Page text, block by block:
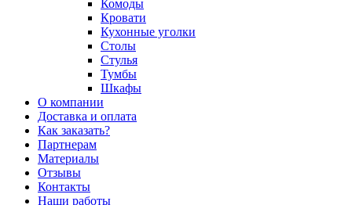
Комоды
Кровати
Кухонные уголки
Столы
Стулья
Тумбы
Шкафы
О компании
Доставка и оплата
Как заказать?
Партнерам
Материалы
Отзывы
Контакты
Наши работы